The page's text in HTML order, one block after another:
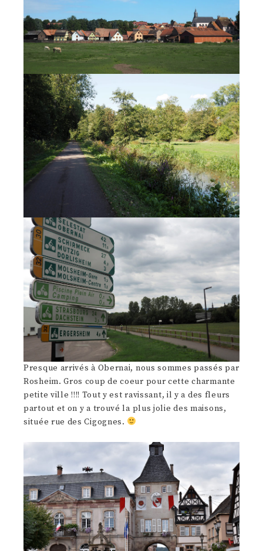
Presque arrivés à Obernai, nous sommes passés par
Rosheim. Gros coup de coeur pour cette charmante
petite ville !!!! Tout y est ravissant, il y a des fleurs
partout et on y a trouvé la plus jolie des maisons,
située rue des Cigognes.